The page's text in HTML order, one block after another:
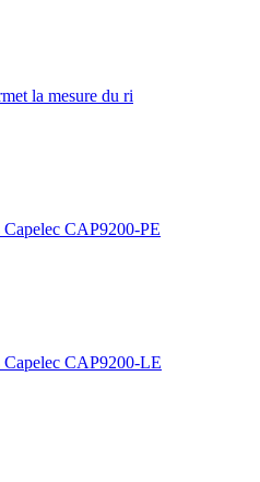
la mesure du ri
CAP9200-PE
Capelec CAP9200-LE